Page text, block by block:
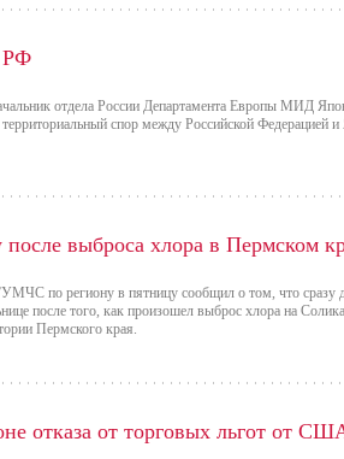
РФ
отдела России Департамента Европы МИД
спор между Российской Федерацией и
выброса хлора в Пермском
по региону в пятницу сообщил о том, что сразу
после того, как произошел выброс хлора на
Пермского края.
отказа от торговых льгот от